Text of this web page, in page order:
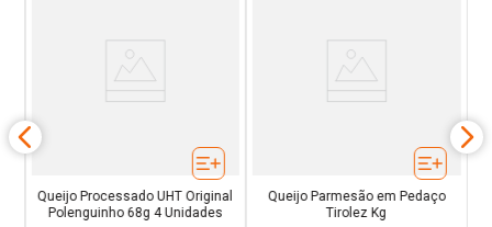
Queijo Processado UHT Original
Polenguinho 68g 4 Unidades
Queijo Parmesão em Pedaço
Tirolez Kg